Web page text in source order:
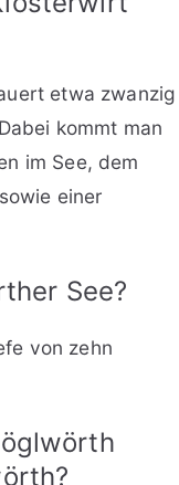
etwa zwanzig
kommt man
im See, dem
einer
See?
von zehn